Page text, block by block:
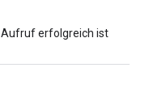
Aufruf erfolgreich ist